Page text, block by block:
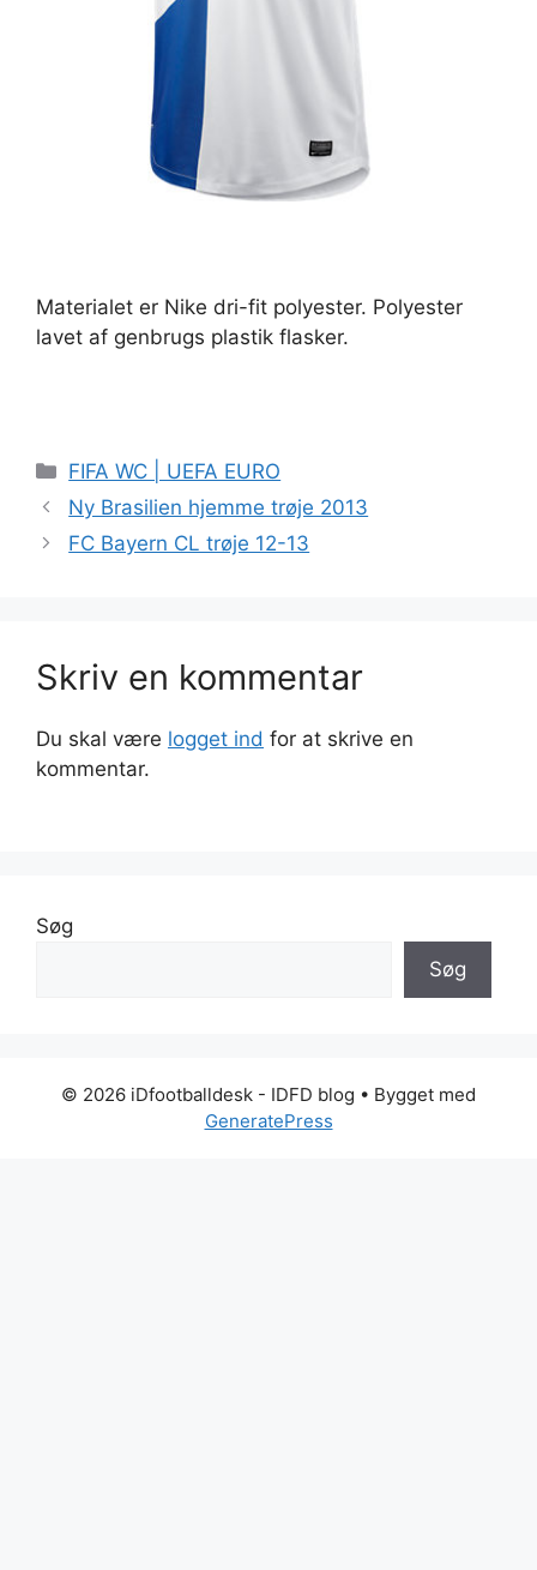
Materialet er Nike dri-fit polyester. Polyester
lavet af genbrugs plastik flasker.
Kategorier
FIFA WC | UEFA EURO
Ny Brasilien hjemme trøje 2013
FC Bayern CL trøje 12-13
Skriv en kommentar
Du skal være logget ind for at skrive en
kommentar.
Søg
Søg
© 2026 iDfootballdesk - IDFD blog • Bygget med
GeneratePress